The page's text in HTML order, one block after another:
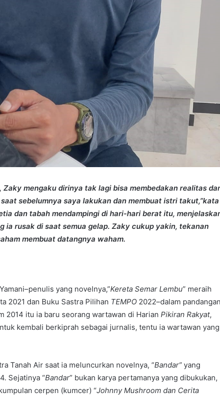
mengaku dirinya tak lagi bisa membedakan realitas
sebelumnya saya lakukan dan membuat istri takut,”kata
dan tabah mendampingi di hari-hari berat itu,
ia rusak di saat semua gelap. Zaky cukup yakin, tekanan
membuat datangnya waham.
yang novelnya,”Kereta Semar Lembu” meraih
2021 dan Buku Sastra Pilihan TEMPO 2022–dalam pandangan
2014 itu ia baru seorang wartawan di Harian Pikiran Rakyat,
kembali berkiprah sebagai jurnalis, tentu ia wartawan yang
Tanah Air saat ia meluncurkan novelnya, “Bandar” yang
Sejatinya “Bandar” bukan karya pertamanya yang dibukukan,
cerpen (kumcer) “Johnny Mushroom dan Cerita